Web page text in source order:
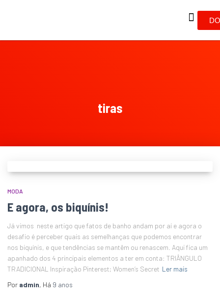
tiras
MODA
E agora, os biquínis!
Já vimos neste artigo que fatos de banho andam por aí e agora o
desafio é perceber quais as semelhanças que podemos encontrar
nos biquínis, e que tendências se mantêm ou renascem. Aqui fica um
apanhado dos 4 principais elementos a ter em conta: TRIÂNGULO
TRADICIONAL Inspiração Pinterest; Women’s Secret Ler mais
Por admin, Há 9 anos